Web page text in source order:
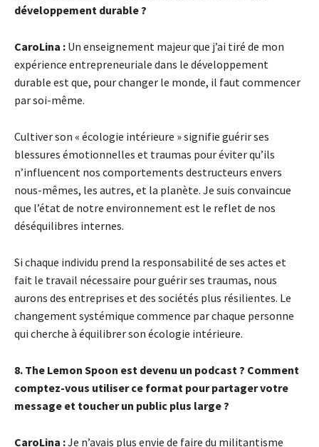
développement durable ?
CaroLina : Un enseignement majeur que j’ai tiré de mon
expérience entrepreneuriale dans le développement
durable est que, pour changer le monde, il faut commencer
par soi-même.
Cultiver son « écologie intérieure » signifie guérir ses
blessures émotionnelles et traumas pour éviter qu’ils
n’influencent nos comportements destructeurs envers
nous-mêmes, les autres, et la planète. Je suis convaincue
que l’état de notre environnement est le reflet de nos
déséquilibres internes.
Si chaque individu prend la responsabilité de ses actes et
fait le travail nécessaire pour guérir ses traumas, nous
aurons des entreprises et des sociétés plus résilientes. Le
changement systémique commence par chaque personne
qui cherche à équilibrer son écologie intérieure.
8. The Lemon Spoon est devenu un podcast ? Comment
comptez-vous utiliser ce format pour partager votre
message et toucher un public plus large ?
CaroLina :Je n’avais plus envie de faire du militantisme